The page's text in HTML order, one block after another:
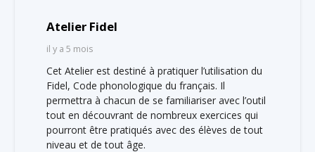
Atelier Fidel
il y a 5 mois
Cet Atelier est destiné à pratiquer l’utilisation du
Fidel, Code phonologique du français. Il
permettra à chacun de se familiariser avec l’outil
tout en découvrant de nombreux exercices qui
pourront être pratiqués avec des élèves de tout
niveau et de tout âge.